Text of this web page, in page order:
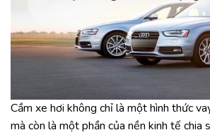
Cầm xe hơi không chỉ là một hình thức
mà còn là một phần của nền kinh tế chia